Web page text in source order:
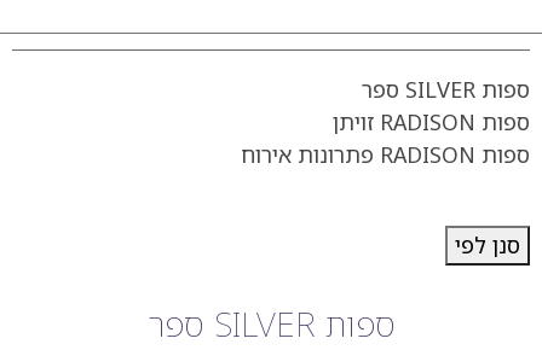
ספות SILVER ספר
ספות RADISON זויתן
ספות RADISON פתרונות אירוח
סנן לפי
ספות SILVER ספר